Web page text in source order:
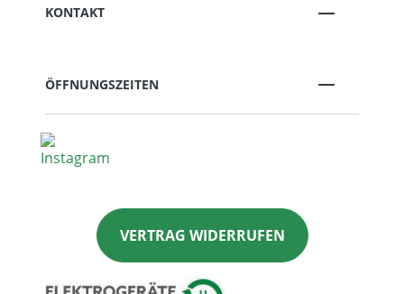
KONTAKT
ÖFFNUNGSZEITEN
VERTRAG WIDERRUFEN